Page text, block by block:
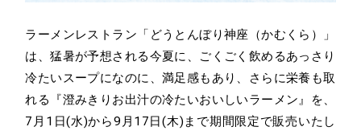
ラーメンレストラン「どうとんぼり神座（かむくら）」
は、猛暑が予想される今夏に、ごくごく飲めるあっさり
冷たいスープになのに、満足感もあり、さらに栄養も取
れる『澄みきりお出汁の冷たいおいしいラーメン』を、
7月1日(水)から9月17日(木)まで期間限定で販売いたし